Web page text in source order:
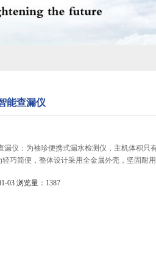
能查漏仪
漏仪：为袖珍便携式漏水检测仪，主机体积只
巧简便，整体设计采用全金属外壳，坚固耐用
03 浏览量：1387